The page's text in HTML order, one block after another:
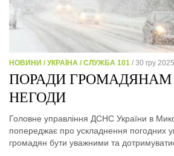
НОВИНИ / УКРАЇНА / СЛУЖБА 101 / 30 гру
ПОРАДИ ГРОМАДЯНАМ
НЕГОДИ
Головне управління ДСНС України в
попереджає про ускладнення погодних
громадян бути уважними та